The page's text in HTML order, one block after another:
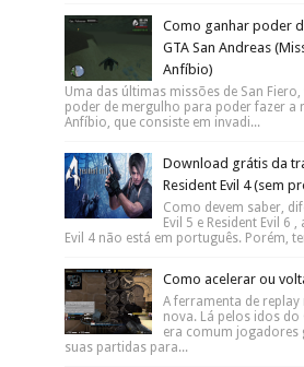
Como ganhar poder
GTA San Andreas
Anfíbio)
Uma das últimas missões de San
poder de mergulho para poder fazer a
Anfíbio, que consiste em invadi...
Download grátis da
Resident Evil 4 (sem
Como devem saber,
Evil 5 e Resident Evil 6
Evil 4 não está em português. Porém,
Como acelerar ou
A ferramenta de
nova. Lá pelos idos do
era comum jogadores
suas partidas para...